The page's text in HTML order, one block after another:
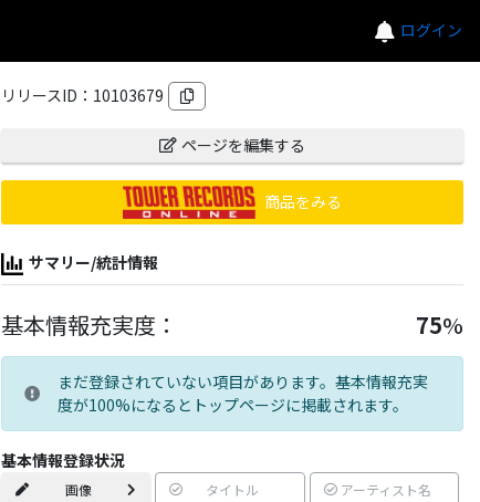
ログイン
リリースID： 10103679
ページを編集する
商品をみる
サマリー/統計情報
基本情報充実度： 75%
まだ登録されていない項目があります。基本情報充実
度が100%になるとトップページに掲載されます。
基本情報登録状況
画像 タイトル アーティスト名